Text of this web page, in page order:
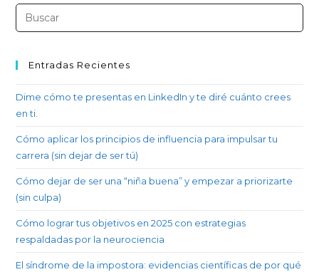
Entradas Recientes
Dime cómo te presentas en LinkedIn y te diré cuánto crees
en ti.
Cómo aplicar los principios de influencia para impulsar tu
carrera (sin dejar de ser tú)
Cómo dejar de ser una “niña buena” y empezar a priorizarte
(sin culpa)
Cómo lograr tus objetivos en 2025 con estrategias
respaldadas por la neurociencia
El síndrome de la impostora: evidencias científicas de por qué